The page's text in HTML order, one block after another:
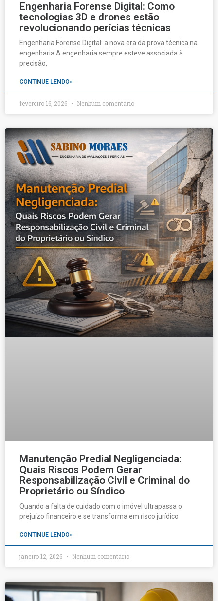
Engenharia Forense Digital: Como
tecnologias 3D e drones estão
revolucionando perícias técnicas
Engenharia Forense Digital: a nova era da prova técnica na
engenharia A engenharia sempre esteve associada à
precisão,
CONTINUE LENDO»
fevereiro 16, 2026 Nenhum comentário
Manutenção Predial Negligenciada:
Quais Riscos Podem Gerar
Responsabilização Civil e Criminal do
Proprietário ou Síndico
Quando a falta de cuidado com o imóvel ultrapassa o
prejuízo financeiro e se transforma em risco jurídico
CONTINUE LENDO»
janeiro 12, 2026 Nenhum comentário